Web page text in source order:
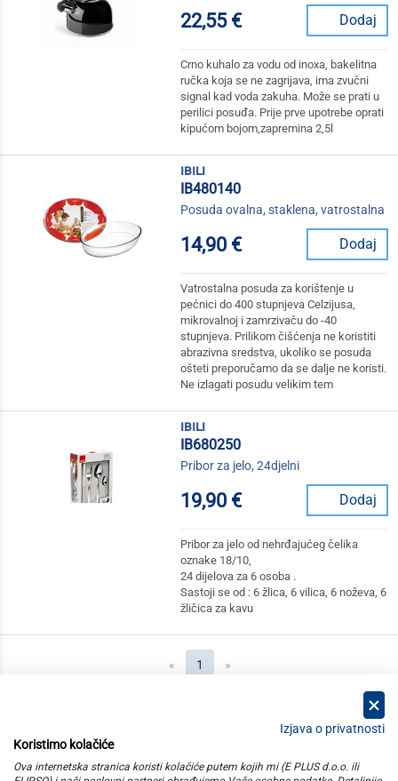
22,55 € Dodaj
Crno kuhalo za vodu od inoxa, bakelitna
ručka koja se ne zagrijava, ima zvučni
signal kad voda zakuha. Može se prati u
perilici posuđa. Prije prve upotrebe oprati
kipućom bojom,zapremina 2,5l
ibili
IB480140
Posuda ovalna, staklena, vatrostalna
14,90 € Dodaj
Vatrostalna posuda za korištenje u
pećnici do 400 stupnjeva Celzijusa,
mikrovalnoj i zamrzivaču do -40
stupnjeva. Prilikom čišćenja ne koristiti
abrazivna sredstva, ukoliko se posuda
ošteti preporučamo da se dalje ne koristi.
Ne izlagati posudu velikim tem
ibili
IB680250
Pribor za jelo, 24djelni
19,90 € Dodaj
Pribor za jelo od nehrđajućeg čelika
oznake 18/10,
24 dijelova za 6 osoba .
Sastoji se od : 6 žlica, 6 vilica, 6 noževa, 6
žličica za kavu
« 1 (current)
»
kategorije
Izjava o privatnosti
Koristimo kolačiće
Ova internetska stranica koristi kolačiće putem kojih mi (E PLUS d.o.o. ili